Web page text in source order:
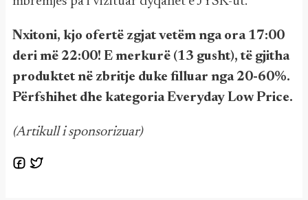
Nxitoni, kjo ofertë zgjat vetëm nga ora 17:00
deri më 22:00! E merkurë (13 gusht), të gjitha
produktet në zbritje duke filluar nga 20-60%.
Përfshihet dhe kategoria Everyday Low Price.
(Artikull i sponsorizuar)